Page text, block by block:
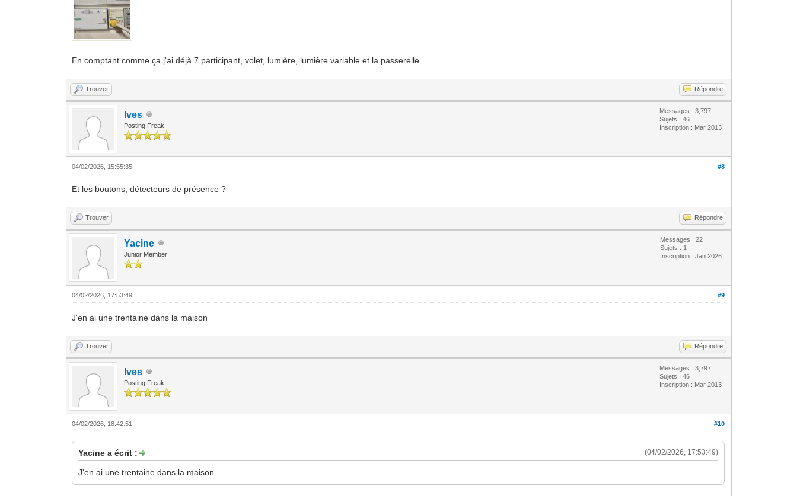
En comptant comme ça j'ai déjà 7 participant, volet, lumière, lumière variable et la passerelle.
Trouver Répondre
Ives
Posting Freak
Messages : 3,797
Sujets : 46
Inscription : Mar 2013
#8
04/02/2026, 15:55:35
Et les boutons, détecteurs de présence ?
Trouver Répondre
Yacine
Junior Member
Messages : 22
Sujets : 1
Inscription : Jan 2026
#9
04/02/2026, 17:53:49
J'en ai une trentaine dans la maison
Trouver Répondre
Ives
Posting Freak
Messages : 3,797
Sujets : 46
Inscription : Mar 2013
#10
04/02/2026, 18:42:51
(04/02/2026, 17:53:49)
Yacine a écrit :
J'en ai une trentaine dans la maison